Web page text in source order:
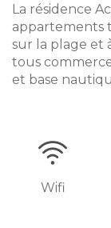
La résidence
appartements
sur la plage et
tous
et base
Wifi